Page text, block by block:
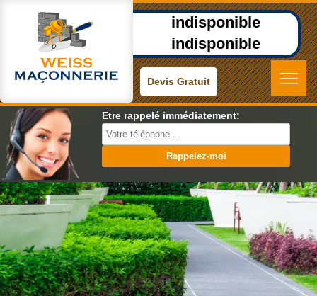
indisponible
indisponible
Devis Gratuit
Etre rappelé immédiatement: